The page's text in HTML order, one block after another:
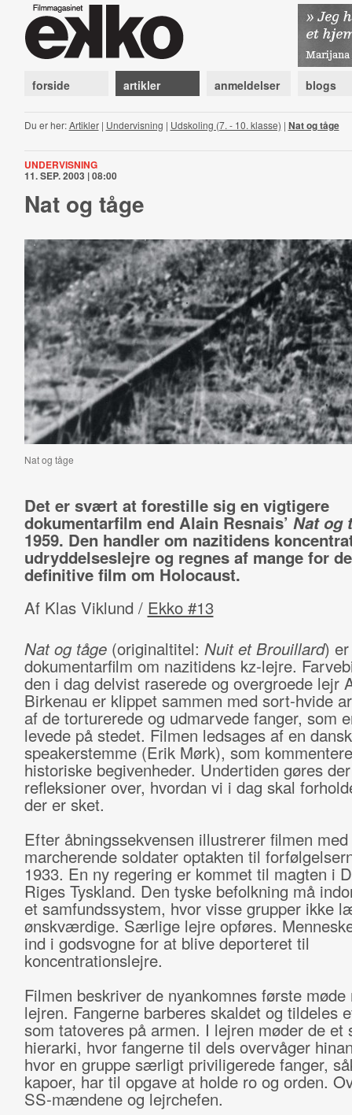
forside artikler anmeldelser blogs
Du er her:Artikler| Undervisning | Udskoling (7. - 10. klasse) | Nat og tåge
UNDERVISNING
11. SEP. 2003 | 08:00
Nat og tåge
Nat og tåge
Det er svært at forestille sig en vigtigere
dokumentarfilm end Alain Resnais’ Nat og
1959. Den handler om nazitidens
udryddelseslejre og regnes af mange for
definitive film om Holocaust.
Af Klas Viklund / Ekko #13
Nat og tåge(originaltitel: Nuit et Brouillard)
dokumentarfilm om nazitidens kz-lejre.
den i dag delvist raserede og overgroede lejr
Birkenau er klippet sammen med sort-hvide
af de torturerede og udmarvede fanger, som
levede på stedet. Filmen ledsages af en dansk
speakerstemme (Erik Mørk), som
historiske begivenheder. Undertiden gøres
refleksioner over, hvordan vi i dag skal
der er sket.
Efter åbningssekvensen illustrerer filmen
marcherende soldater optakten til
1933. En ny regering er kommet til magten i
Riges Tyskland. Den tyske befolkning må
et samfundssystem, hvor visse grupper ikke
ønskværdige. Særlige lejre opføres.
ind i godsvogne for at blive deporteret til
koncentrationslejre.
Filmen beskriver de nyankomnes første møde
lejren. Fangerne barberes skaldet og tildeles
som tatoveres på armen. I lejren møder de et
hierarki, hvor fangerne til dels overvåger
hvor en gruppe særligt priviligerede fanger,
kapoer, har til opgave at holde ro og orden.
SS-mændene og lejrchefen.